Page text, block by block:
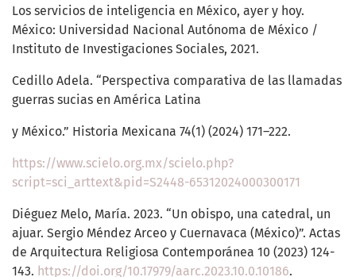
Los servicios de inteligencia en México, ayer y hoy.
México: Universidad Nacional Autónoma de México /
Instituto de Investigaciones Sociales, 2021.
Cedillo Adela. “Perspectiva comparativa de las llamadas
guerras sucias en América Latina
y México.” Historia Mexicana 74(1) (2024) 171–222.
https://www.scielo.org.mx/scielo.php?
script=sci_arttext&pid=S2448-65312024000300171
Diéguez Melo, María. 2023. “Un obispo, una catedral, un
ajuar. Sergio Méndez Arceo y Cuernavaca (México)”. Actas
de Arquitectura Religiosa Contemporánea 10 (2023) 124-
143. https://doi.org/10.17979/aarc.2023.10.0.10186.